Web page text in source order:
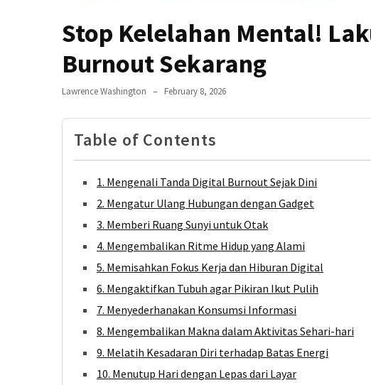
Stop Kelelahan Mental!
Burnout Sekarang
Lawrence Washington February 8, 2026
Table of Contents
1. Mengenali Tanda Digital Burnout Sejak Dini
2. Mengatur Ulang Hubungan dengan Gadget
3. Memberi Ruang Sunyi untuk Otak
4. Mengembalikan Ritme Hidup yang Alami
5. Memisahkan Fokus Kerja dan Hiburan Digital
6. Mengaktifkan Tubuh agar Pikiran Ikut Pulih
7. Menyederhanakan Konsumsi Informasi
8. Mengembalikan Makna dalam Aktivitas Sehari-hari
9. Melatih Kesadaran Diri terhadap Batas Energi
10. Menutup Hari dengan Lepas dari Layar